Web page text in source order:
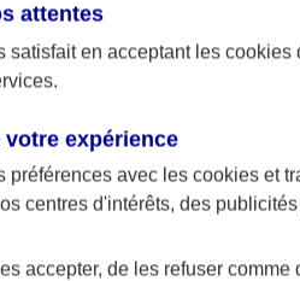
Mon AXA Assurance
tous vos contrats en
attentes
satisfait en acceptant les cookies
expérience
préférences avec les cookies et
centres d'intérêts, des
accepter, de les refuser